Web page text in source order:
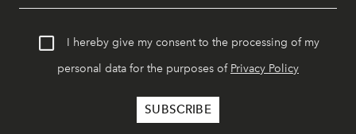
I hereby give my consent to the processing of my
personal data for the purposes of Privacy Policy